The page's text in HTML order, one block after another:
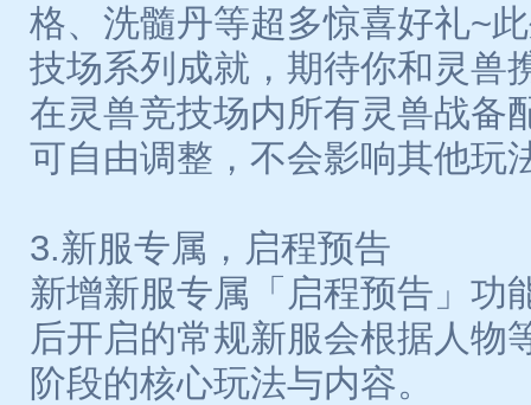
格、洗髓丹等超多惊喜好礼~
技场系列成就，期待你和灵兽
在灵兽竞技场内所有灵兽战备
可自由调整，不会影响其他玩
3.新服专属，启程预告
新增新服专属「启程预告」功
后开启的常规新服会根据人物
阶段的核心玩法与内容。